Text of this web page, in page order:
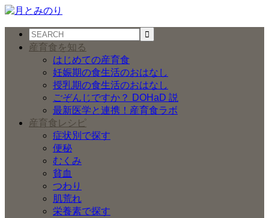
産育食を知る
はじめての産育食
妊娠期の食生活のおはなし
授乳期の食生活のおはなし
ごぞんじですか？ DOHaD 説
最新医学と連携！産育食ラボ
産育食レシピ
症状別で探す
便秘
むくみ
貧血
つわり
肌荒れ
栄養素で探す